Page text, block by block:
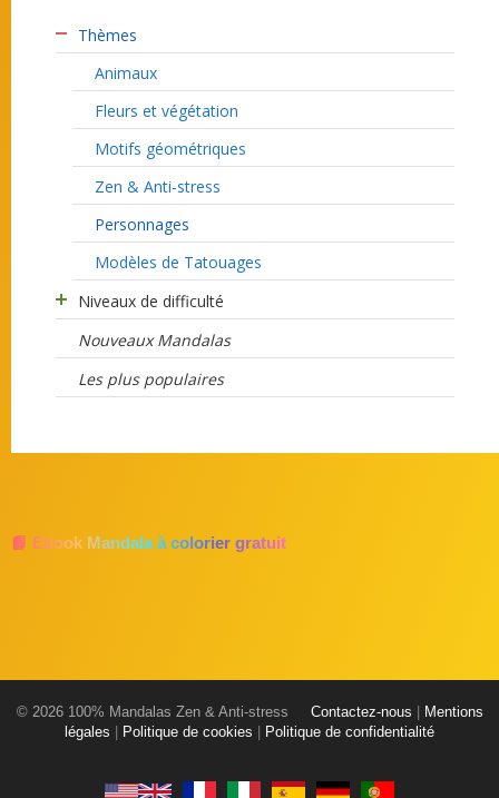
Thèmes
Animaux
Fleurs et végétation
Motifs géométriques
Zen & Anti-stress
Personnages
Modèles de Tatouages
Niveaux de difficulté
Nouveaux Mandalas
Les plus populaires
📘 Ebook Mandala à colorier gratuit
© 2026 100% Mandalas Zen & Anti-stress Contactez-nous
Mentions
légales
Politique de cookies Politique de confidentialité